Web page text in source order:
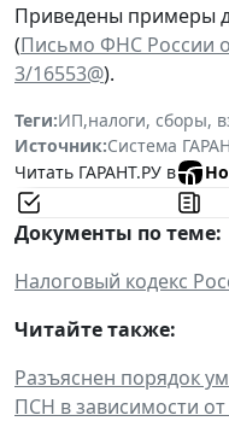
Приведены примеры
(Письмо ФНС России
3/16553@).
Теги:ИП,налоги, сборы,
Источник:Система
Читать ГАРАНТ.РУ в
Документы по теме:
Налоговый кодекс
Читайте также:
Разъяснен порядок
ПСН в зависимости